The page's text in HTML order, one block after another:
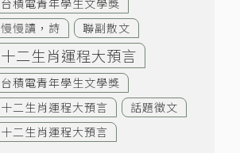
台積電青年學生文學獎
慢慢讀，詩
聯副散文
十二生肖運程大預言
台積電青年學生文學獎
十二生肖運程大預言
話題徵文
十二生肖運程大預言